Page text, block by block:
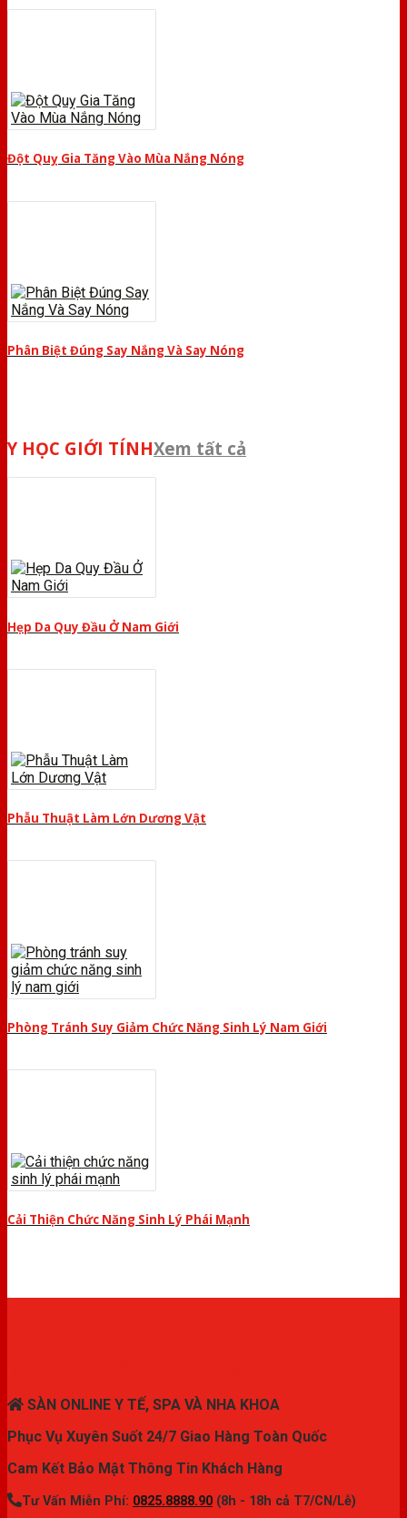
Đột Quỵ Gia Tăng Vào Mùa Nắng Nóng
Phân Biệt Đúng Say Nắng Và Say Nóng
Y HỌC GIỚI TÍNHXem tất cả
Hẹp Da Quy Đầu Ở Nam Giới
Phẫu Thuật Làm Lớn Dương Vật
Phòng Tránh Suy Giảm Chức Năng Sinh Lý Nam Giới
Cải Thiện Chức Năng Sinh Lý Phái Mạnh
SÀN ONLINE Y TẾ, SPA VÀ NHA KHOA
Phục Vụ Xuyên Suốt 24/7 Giao Hàng Toàn Quốc
Cam Kết Bảo Mật Thông Tin Khách Hàng
Tư Vấn Miễn Phí: 0825.8888.90 (8h - 18h cả T7/CN/Lễ)